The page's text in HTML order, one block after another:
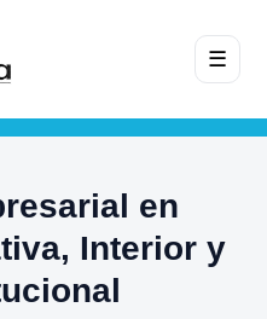
☰
en
Interior y